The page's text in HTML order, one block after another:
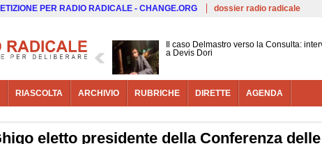
Salta al contenuto
PER RADIO RADICALE - CHANGE.ORG dossier radio radicale
Il caso Delmastro verso la Consulta:
a Devis Dori
RIASCOLTA ARCHIVIO RUBRICHE DIRETTE AGENDA
eletto presidente della Conferenza